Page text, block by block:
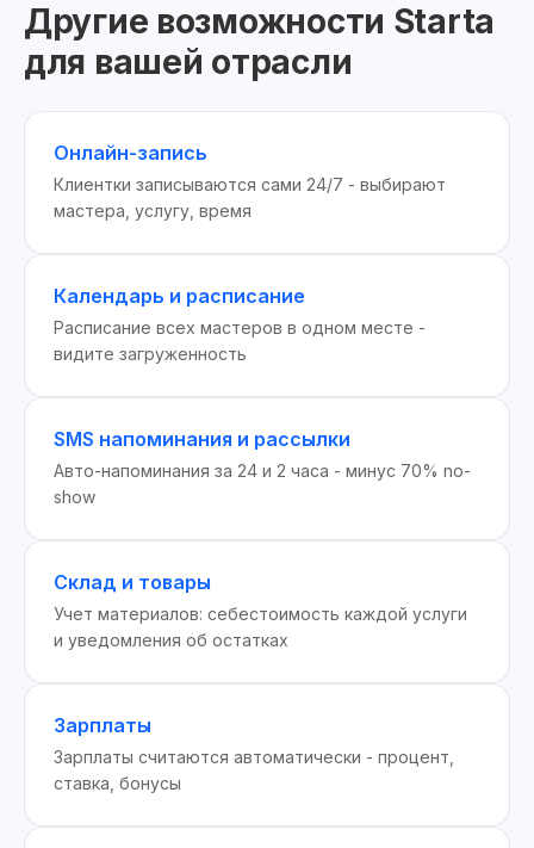
Другие возможности Starta
для вашей отрасли
Онлайн-запись
Клиентки записываются сами 24/7 - выбирают
мастера, услугу, время
Календарь и расписание
Расписание всех мастеров в одном месте -
видите загруженность
SMS напоминания и рассылки
Авто-напоминания за 24 и 2 часа - минус 70% no-
show
Склад и товары
Учет материалов: себестоимость каждой услуги
и уведомления об остатках
Зарплаты
Зарплаты считаются автоматически - процент,
ставка, бонусы